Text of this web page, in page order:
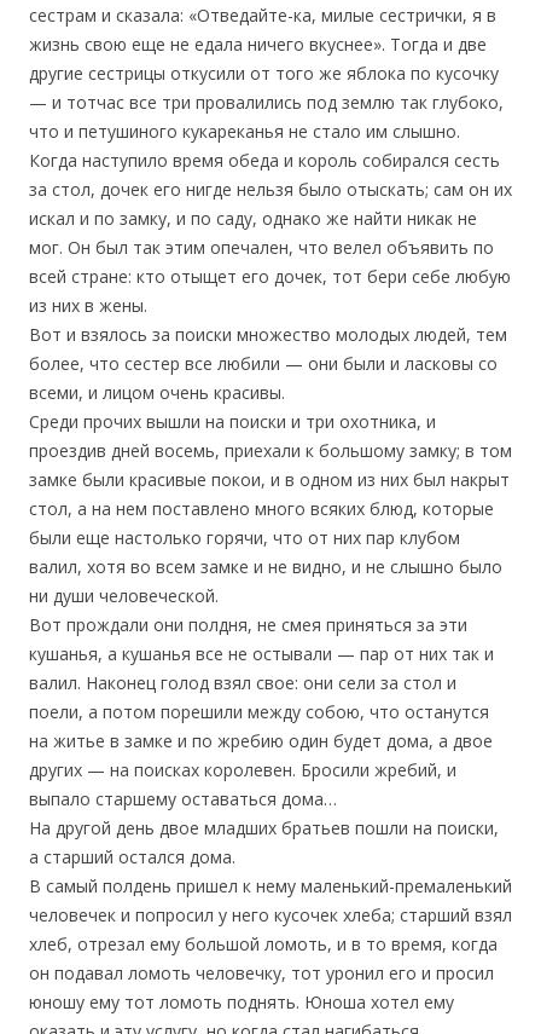
сестрам и сказала: «Отведайте-ка, милые сестрички, я в
жизнь свою еще не едала ничего вкуснее». Тогда и две
другие сестрицы откусили от того же яблока по кусочку
— и тотчас все три провалились под землю так глубоко,
что и петушиного кукареканья не стало им слышно.
Когда наступило время обеда и король собирался сесть
за стол, дочек его нигде нельзя было отыскать; сам он их
искал и по замку, и по саду, однако же найти никак не
мог. Он был так этим опечален, что велел объявить по
всей стране: кто отыщет его дочек, тот бери себе любую
из них в жены.
Вот и взялось за поиски множество молодых людей, тем
более, что сестер все любили — они были и ласковы со
всеми, и лицом очень красивы.
Среди прочих вышли на поиски и три охотника, и
проездив дней восемь, приехали к большому замку; в том
замке были красивые покои, и в одном из них был накрыт
стол, а на нем поставлено много всяких блюд, которые
были еще настолько горячи, что от них пар клубом
валил, хотя во всем замке и не видно, и не слышно было
ни души человеческой.
Вот прождали они полдня, не смея приняться за эти
кушанья, а кушанья все не остывали — пар от них так и
валил. Наконец голод взял свое: они сели за стол и
поели, а потом порешили между собою, что останутся
на житье в замке и по жребию один будет дома, а двое
других — на поисках королевен. Бросили жребий, и
выпало старшему оставаться дома…
На другой день двое младших братьев пошли на поиски,
а старший остался дома.
В самый полдень пришел к нему маленький-премаленький
человечек и попросил у него кусочек хлеба; старший взял
хлеб, отрезал ему большой ломоть, и в то время, когда
он подавал ломоть человечку, тот уронил его и просил
юношу ему тот ломоть поднять. Юноша хотел ему